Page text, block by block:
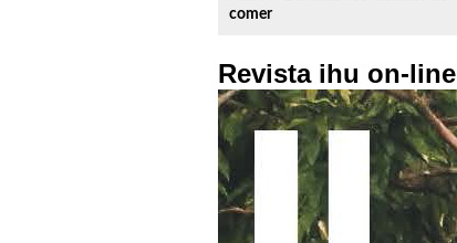
comer
Revista ihu on-line